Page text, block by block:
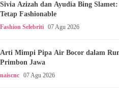
Sivia Azizah dan Ayudia Bing
Tetap Fashionable
Fashion Selebriti 07 Agu 2026
Arti Mimpi Pipa Air Bocor dalam
Primbon Jawa
naiscnc 07 Agu 2026